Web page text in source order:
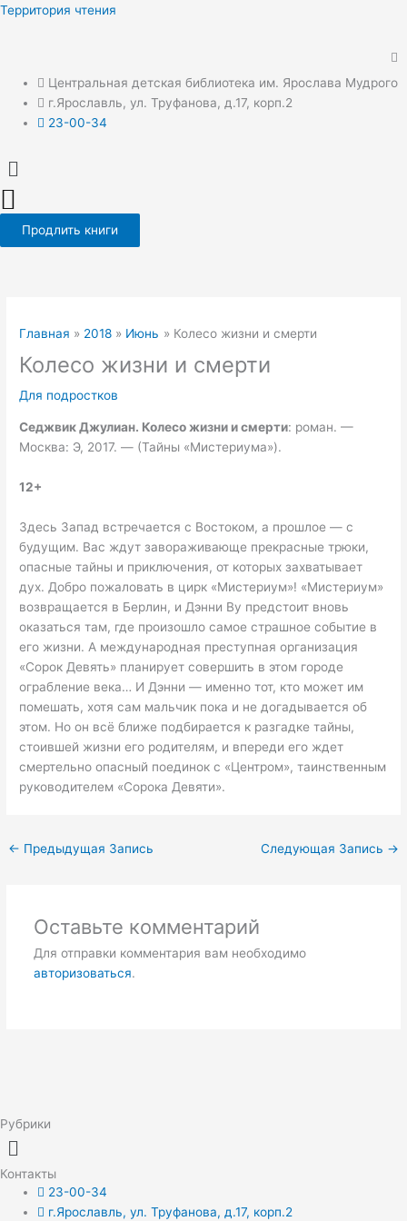
Перейти
Территория чтения
Центральная детская библиотека им. Ярослава Мудрого
г.Ярославль, ул. Труфанова, д.17, корп.2
23-00-34
Меню
Продлить книги
Главная 2018 Июнь Колесо жизни и смерти
Колесо жизни и смерти
Для подростков
Седжвик Джулиан. Колесо жизни и смерти: роман. —
Москва: Э, 2017. — (Тайны «Мистериума»).
12+
Здесь Запад встречается с Востоком, а прошлое — с
будущим. Вас ждут завораживающе прекрасные трюки,
опасные тайны и приключения, от которых захватывает
дух. Добро пожаловать в цирк «Мистериум»! «Мистериум»
возвращается в Берлин, и Дэнни Ву предстоит вновь
оказаться там, где произошло самое страшное событие в
его жизни. А международная преступная организация
«Сорок Девять» планирует совершить в этом городе
ограбление века… И Дэнни — именно тот, кто может им
помешать, хотя сам мальчик пока и не догадывается об
этом. Но он всё ближе подбирается к разгадке тайны,
стоившей жизни его родителям, и впереди его ждет
смертельно опасный поединок с «Центром», таинственным
руководителем «Сорока Девяти».
← Предыдущая Запись Следующая Запись →
Оставьте комментарий
Для отправки комментария вам необходимо
авторизоваться.
Рубрики
Меню
Контакты
23-00-34
г.Ярославль, ул. Труфанова, д.17, корп.2